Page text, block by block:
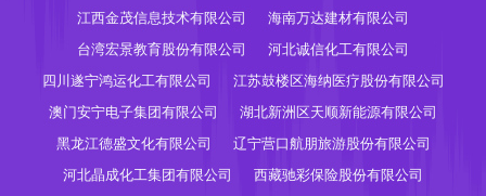
江西金茂信息技术有限公司
海南万达建材有限公司
台湾宏景教育股份有限公司
河北诚信化工有限公司
四川遂宁鸿运化工有限公司
江苏鼓楼区海纳医疗股份有限公司
澳门安宁电子集团有限公司
湖北新洲区天顺新能源有限公司
黑龙江德盛文化有限公司
辽宁营口航朋旅游股份有限公司
河北晶成化工集团有限公司
西藏驰彩保险股份有限公司